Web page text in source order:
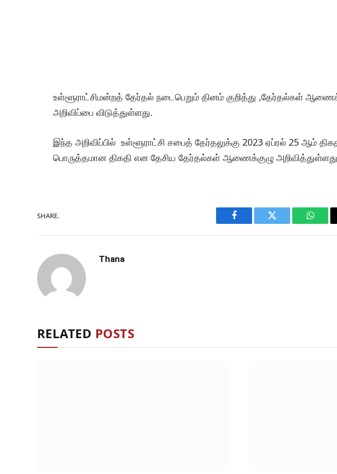
உள்ளூராட்சிமன்றத் தேர்தல் நடைபெறும் தினம் குறித்து ,தேர்தல்கள்
அறிவிப்பை விடுத்துள்ளது.
இந்த அறிவிப்பில் உள்ளூராட்சி சபைத் தேர்தலுக்கு 2023 ஏப்ரல் 25 ஆம்
பொருத்தமான திகதி என தேசிய தேர்தல்கள் ஆணைக்குழு
SHARE.
Facebook Twitter
Thana
RELATED POSTS